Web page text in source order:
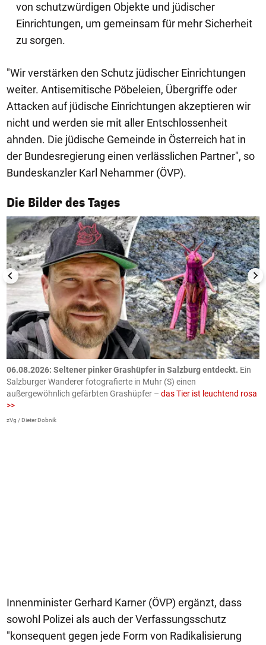
von schutzwürdigen Objekte und jüdischer
Einrichtungen, um gemeinsam für mehr Sicherheit
zu sorgen.
"Wir verstärken den Schutz jüdischer Einrichtungen
weiter. Antisemitische Pöbeleien, Übergriffe oder
Attacken auf jüdische Einrichtungen akzeptieren wir
nicht und werden sie mit aller Entschlossenheit
ahnden. Die jüdische Gemeinde in Österreich hat in
der Bundesregierung einen verlässlichen Partner", so
Bundeskanzler Karl Nehammer (ÖVP).
Die Bilder des Tages
1/50
06.08.2026: Seltener pinker Grashüpfer in Salzburg entdeckt. Ein
Salzburger Wanderer fotografierte in Muhr (S) einen
außergewöhnlich gefärbten Grashüpfer – das Tier ist leuchtend rosa
>>
zVg / Dieter Dobnik
Innenminister Gerhard Karner (ÖVP) ergänzt, dass
sowohl Polizei als auch der Verfassungsschutz
"konsequent gegen jede Form von Radikalisierung